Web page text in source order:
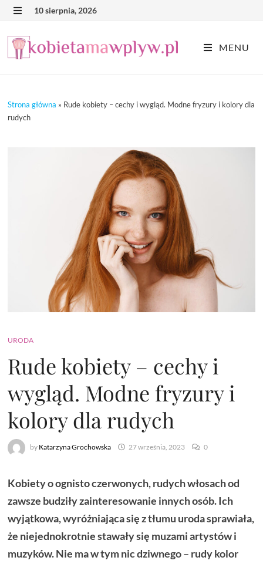
Skip
content
10 sierpnia, 2026
MENU
Strona główna » Rude kobiety – cechy i wygląd. Modne fryzury i kolory dla
rudych
URODA
Rude kobiety – cechy i
wygląd. Modne fryzury i
kolory dla rudych
by Katarzyna Grochowska 27 września, 2023 0
Kobiety o ognisto czerwonych, rudych włosach od
zawsze budziły zainteresowanie innych osób. Ich
wyjątkowa, wyróżniająca się z tłumu uroda sprawiała,
że niejednokrotnie stawały się muzami artystów i
muzyków. Nie ma w tym nic dziwnego – rudy kolor